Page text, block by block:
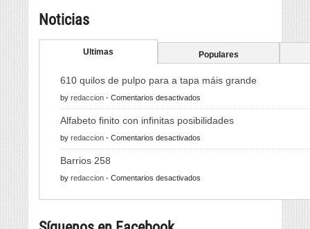
Noticias
Ultimas Populares
610 quilos de pulpo para a tapa máis grande
by redaccion - Comentarios desactivados
610
Alfabeto finito con infinitas posibilidades
by redaccion - Comentarios desactivados
Alfabeto
infinitas
Barrios 258
by redaccion - Comentarios desactivados